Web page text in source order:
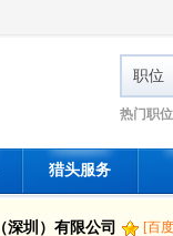
职位
热门职
猎头服务
深圳）有限公司 [百